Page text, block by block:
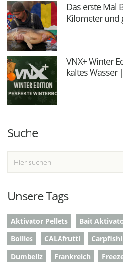
Das erste Mal
Kilometer und
VNX+ Winter
kaltes Wasser
Suche
Unsere Tags
Aktivator Pellets Bait
Boilies
CALAfrutti
Dumbellz
Frankreich